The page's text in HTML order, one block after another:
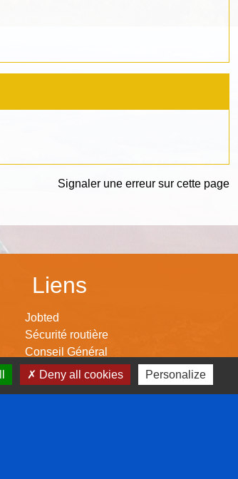
Signaler une erreur sur cette page
Liens
Jobted
Sécurité routière
Conseil Général
Conseil Régional
Communauté de Commune Mad & Moselle
Deny all cookies Personalize